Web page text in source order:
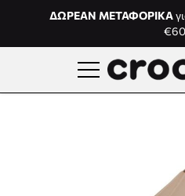
Μετάβαση στο περιεχόμενο
ΔΩΡΕΑΝ ΜΕΤΑΦΟΡΙΚΑ